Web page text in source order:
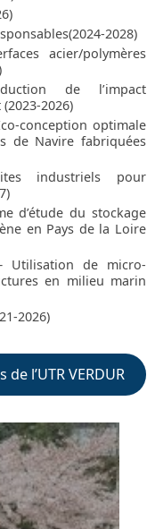
2028)
acier/polymères
de l’impact
2026)
conception optimale
de Navire fabriquées
industriels pour
d’étude du stockage
en Pays de la Loire
Utilisation de micro-
en milieu marin
2026)
l’UTR VERDUR